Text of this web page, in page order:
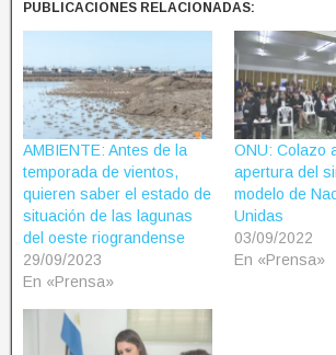
PUBLICACIONES RELACIONADAS:
AMBIENTE: Antes de la
temporada de vientos,
quieren saber el estado de
situación de las lagunas
del oeste riograndense
29/09/2023
En «Prensa»
ONU: Colazo
apertura del
modelo de
Unidas
03/09/2022
En «Prensa»